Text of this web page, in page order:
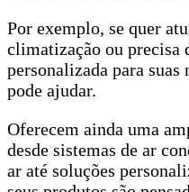
Por exemplo, se quer
climatização ou precisa
personalizada para
pode ajudar.
Oferecem ainda uma
desde sistemas de ar
ar até soluções